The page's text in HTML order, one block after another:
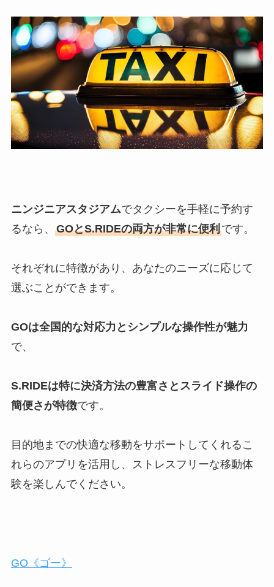
ニンジニアスタジアムでタクシーを手軽に予約す
るなら、 GOとS.RIDEの両方が非常に便利です。
それぞれに特徴があり、あなたのニーズに応じて
選ぶことができます。
GOは全国的な対応力とシンプルな操作性が魅力
で、
S.RIDEは特に決済方法の豊富さとスライド操作の
簡便さが特徴です。
目的地までの快適な移動をサポートしてくれるこ
れらのアプリを活用し、ストレスフリーな移動体
験を楽しんでください。
GO《ゴー》